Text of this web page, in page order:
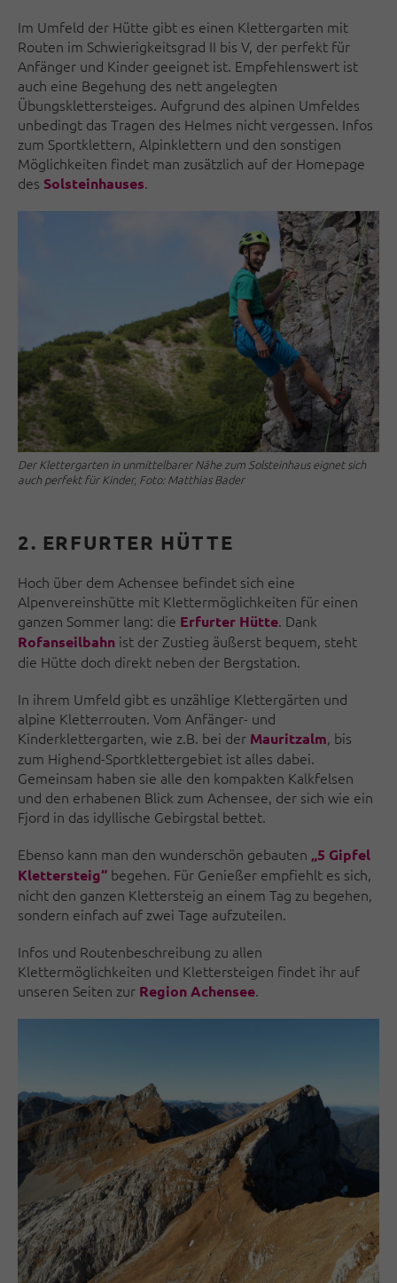
Im Umfeld der Hütte gibt es einen Klettergarten mit
Routen im Schwierigkeitsgrad II bis V, der perfekt für
Anfänger und Kinder geeignet ist. Empfehlenswert ist
auch eine Begehung des nett angelegten
Übungsklettersteiges. Aufgrund des alpinen Umfeldes
unbedingt das Tragen des Helmes nicht vergessen. Infos
zum Sportklettern, Alpinklettern und den sonstigen
Möglichkeiten findet man zusätzlich auf der Homepage
des Solsteinhauses.
Der Klettergarten in unmittelbarer Nähe zum Solsteinhaus eignet sich
auch perfekt für Kinder, Foto: Matthias Bader
2. ERFURTER HÜTTE
Hoch über dem Achensee befindet sich eine
Alpenvereinshütte mit Klettermöglichkeiten für einen
ganzen Sommer lang: die Erfurter Hütte. Dank
Rofanseilbahn ist der Zustieg äußerst bequem, steht
die Hütte doch direkt neben der Bergstation.
In ihrem Umfeld gibt es unzählige Klettergärten und
alpine Kletterrouten. Vom Anfänger- und
Kinderklettergarten, wie z.B. bei der Mauritzalm, bis
zum Highend-Sportklettergebiet ist alles dabei.
Gemeinsam haben sie alle den kompakten Kalkfelsen
und den erhabenen Blick zum Achensee, der sich wie ein
Fjord in das idyllische Gebirgstal bettet.
Ebenso kann man den wunderschön gebauten „5 Gipfel
Klettersteig“ begehen. Für Genießer empfiehlt es sich,
nicht den ganzen Klettersteig an einem Tag zu begehen,
sondern einfach auf zwei Tage aufzuteilen.
Infos und Routenbeschreibung zu allen
Klettermöglichkeiten und Klettersteigen findet ihr auf
unseren Seiten zur Region Achensee.